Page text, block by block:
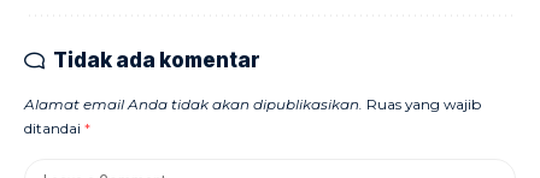
Tidak ada komentar
Alamat email Anda tidak akan dipublikasikan. Ruas yang wajib
ditandai *